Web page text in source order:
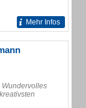
Mehr Infos
Wundervolles